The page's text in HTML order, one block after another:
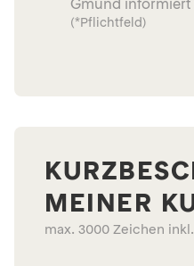
Gmünd informiert
(*Pflichtfeld)
MEINER
max. 3000 Zeichen